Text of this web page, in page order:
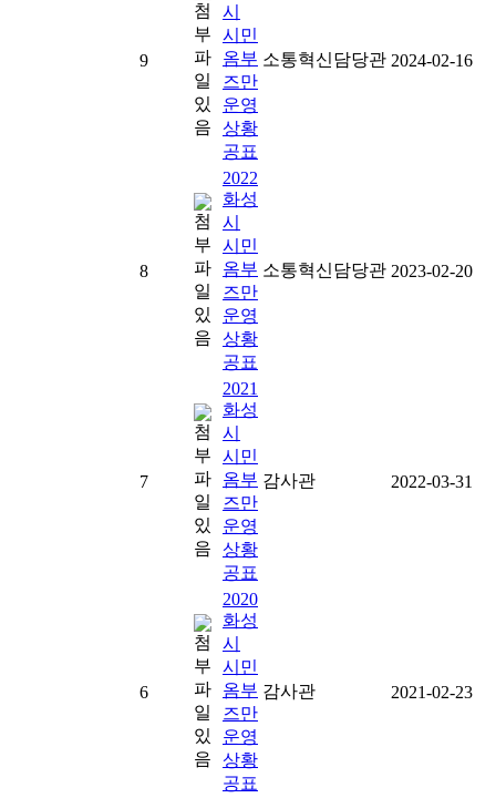
9
시
시민
옴부
즈만
운영
상황
공표
소통혁신담당관 2024-02-16
8
2022
화성
시
시민
옴부
즈만
운영
상황
공표
소통혁신담당관 2023-02-20
7
2021
화성
시
시민
옴부
즈만
운영
상황
공표
감사관 2022-03-31
6
2020
화성
시
시민
옴부
즈만
운영
상황
공표
감사관 2021-02-23